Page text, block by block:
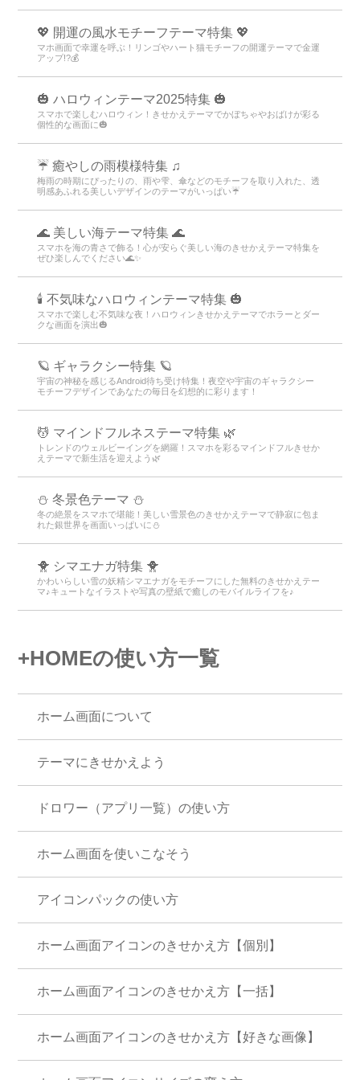
💖 開運の風水モチーフテーマ特集 💖
マホ画面で幸運を呼ぶ！リンゴやハート猫モチーフの開運テーマで金運
アップ!?💰
🎃 ハロウィンテーマ2025特集 🎃
スマホで楽しむハロウィン！きせかえテーマでかぼちゃやおばけが彩る
個性的な画面に🎃
☔ 癒やしの雨模様特集 ♫
梅雨の時期にぴったりの、雨や雫、傘などのモチーフを取り入れた、透
明感あふれる美しいデザインのテーマがいっぱい☔
🌊 美しい海テーマ特集 🌊
スマホを海の青さで飾る！心が安らぐ美しい海のきせかえテーマ特集を
ぜひ楽しんでください🌊✨
🕯️ 不気味なハロウィンテーマ特集 🎃
スマホで楽しむ不気味な夜！ハロウィンきせかえテーマでホラーとダー
クな画面を演出🎃
🪐 ギャラクシー特集 🪐
宇宙の神秘を感じるAndroid待ち受け特集！夜空や宇宙のギャラクシー
モチーフデザインであなたの毎日を幻想的に彩ります！
💆 マインドフルネステーマ特集 🌿
トレンドのウェルビーイングを網羅！スマホを彩るマインドフルきせか
えテーマで新生活を迎えよう🌿
⛄️ 冬景色テーマ ⛄️
冬の絶景をスマホで堪能！美しい雪景色のきせかえテーマで静寂に包ま
れた銀世界を画面いっぱいに⛄️
🐥 シマエナガ特集 🐥
かわいらしい雪の妖精シマエナガをモチーフにした無料のきせかえテー
マ♪キュートなイラストや写真の壁紙で癒しのモバイルライフを♪
+HOMEの使い方一覧
ホーム画面について
テーマにきせかえよう
ドロワー（アプリ一覧）の使い方
ホーム画面を使いこなそう
アイコンパックの使い方
ホーム画面アイコンのきせかえ方【個別】
ホーム画面アイコンのきせかえ方【一括】
ホーム画面アイコンのきせかえ方【好きな画像】